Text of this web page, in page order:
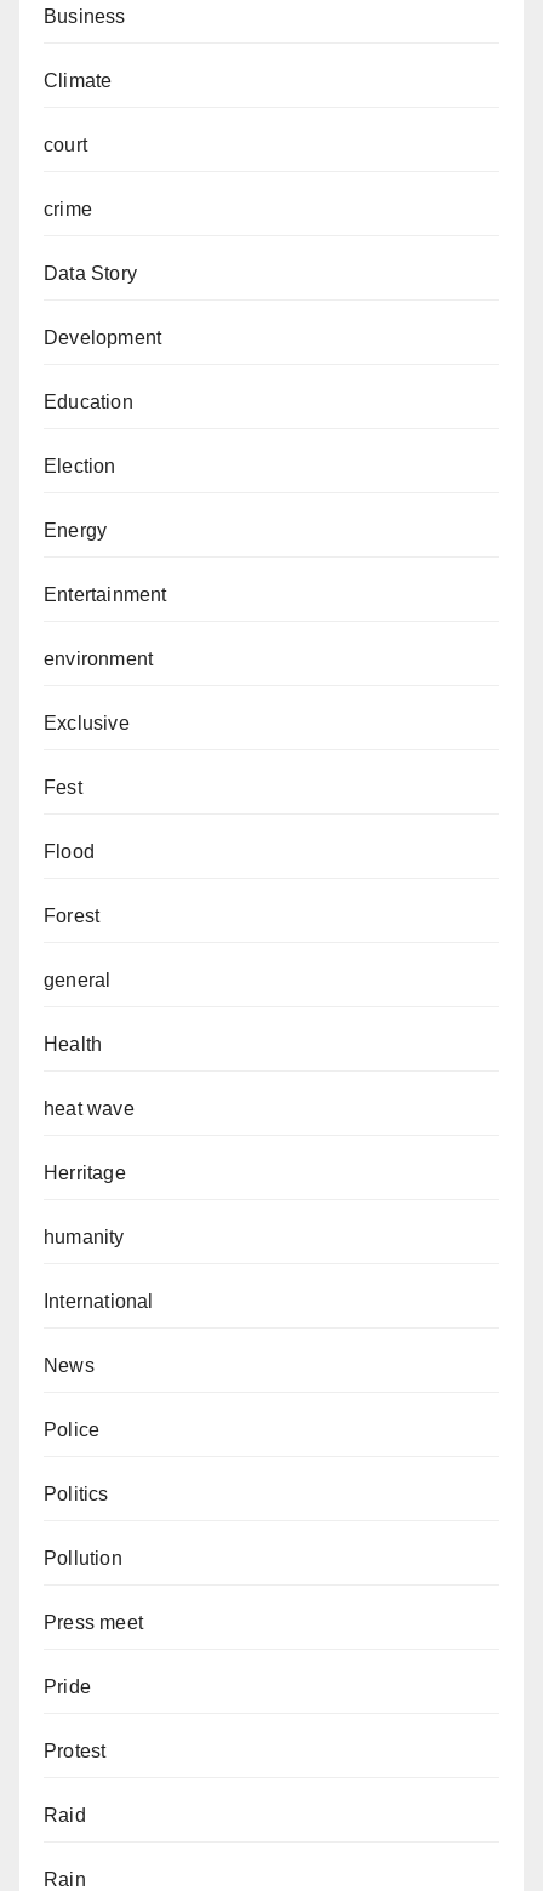
Business
Climate
court
crime
Data Story
Development
Education
Election
Energy
Entertainment
environment
Exclusive
Fest
Flood
Forest
general
Health
heat wave
Herritage
humanity
International
News
Police
Politics
Pollution
Press meet
Pride
Protest
Raid
Rain